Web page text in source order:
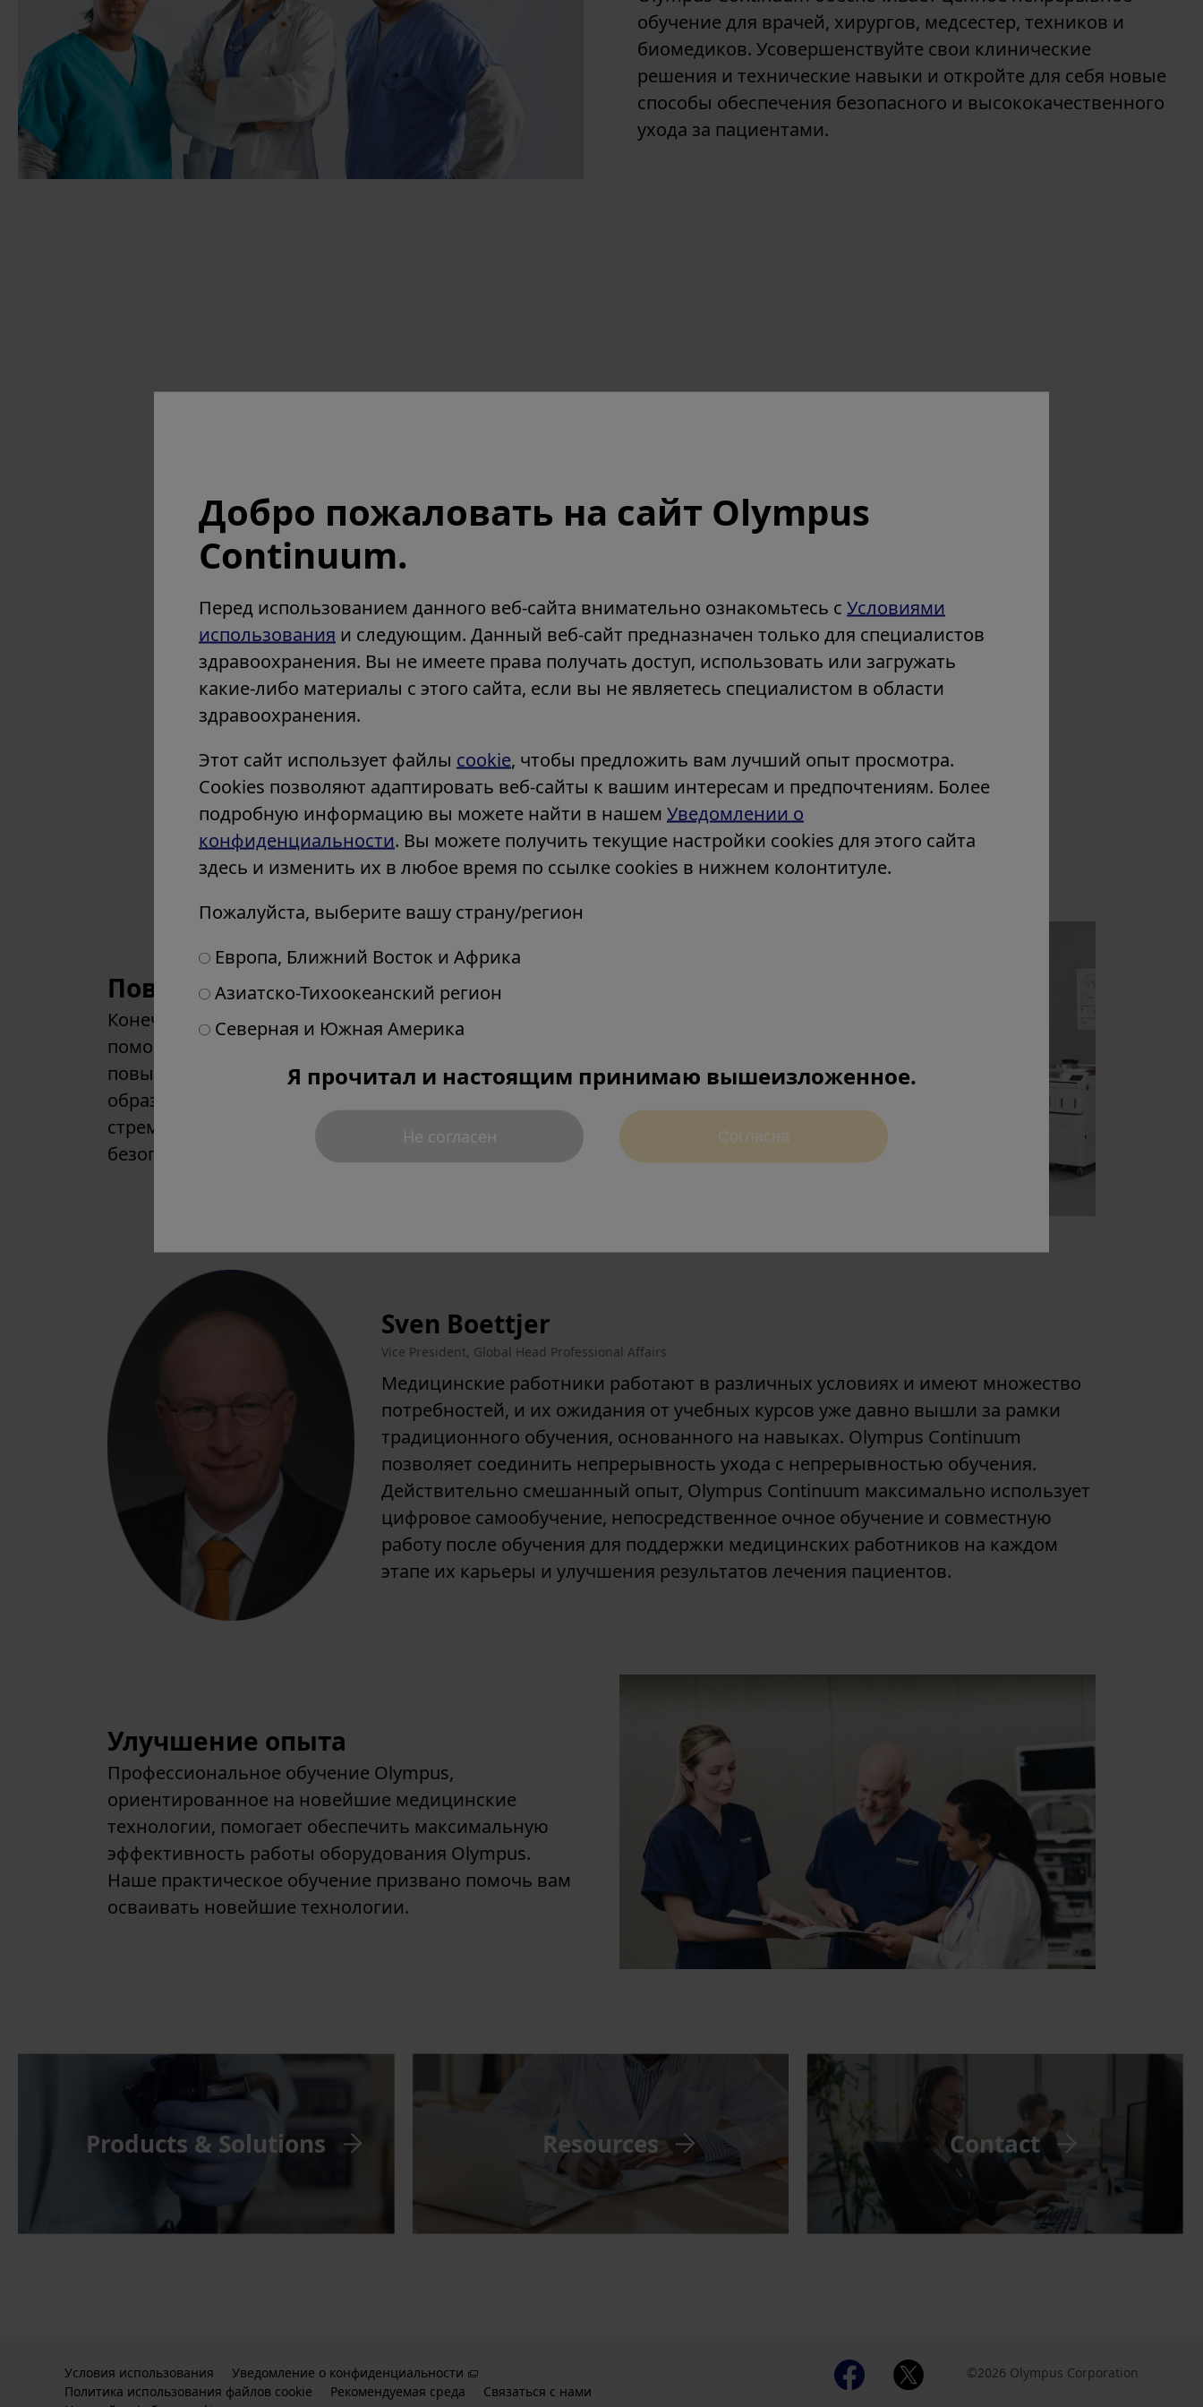
обучение для врачей, хирургов, медсестер, техников и
биомедиков. Усовершенствуйте свои клинические
решения и технические навыки и откройте для себя новые
способы обеспечения безопасного и высококачественного
ухода за пациентами.
Повышение производительности
Конечная цель программы Olympus Continuum -
помочь вам улучшить клинические результаты и
повысить качество жизни. Благодаря глубокому
образованию и обучению мы поддерживаем ваше
стремление помочь людям жить более здоровой,
безопасной и полноценной жизнью.
Sven Boettjer
Vice President, Global Head Professional Affairs
Медицинские работники работают в различных условиях и имеют множество
потребностей, и их ожидания от учебных курсов уже давно вышли за рамки
традиционного обучения, основанного на навыках. Olympus Continuum
позволяет соединить непрерывность ухода с непрерывностью обучения.
Действительно смешанный опыт, Olympus Continuum максимально использует
цифровое самообучение, непосредственное очное обучение и совместную
работу после обучения для поддержки медицинских работников на каждом
этапе их карьеры и улучшения результатов лечения пациентов.
Улучшение опыта
Профессиональное обучение Olympus,
ориентированное на новейшие медицинские
технологии, помогает обеспечить максимальную
эффективность работы оборудования Olympus.
Наше практическое обучение призвано помочь вам
осваивать новейшие технологии.
Products & Solutions Resources Contact
Условия использования Уведомление о конфиденциальности
Политика использования файлов cookie Рекомендуемая среда
Связаться с нами
©2026 Olympus Corporation
Добро пожаловать на сайт Olympus
Continuum.
Перед использованием данного веб-сайта внимательно ознакомьтесь с Условиями
использования и следующим. Данный веб-сайт предназначен только для специалистов
здравоохранения. Вы не имеете права получать доступ, использовать или загружать
какие-либо материалы с этого сайта, если вы не являетесь специалистом в области
здравоохранения.
Этот сайт использует файлы cookie, чтобы предложить вам лучший опыт просмотра.
Cookies позволяют адаптировать веб-сайты к вашим интересам и предпочтениям. Более
подробную информацию вы можете найти в нашем Уведомлении о
конфиденциальности. Вы можете получить текущие настройки cookies для этого сайта
здесь и изменить их в любое время по ссылке cookies в нижнем колонтитуле.
Пожалуйста, выберите вашу страну/регион
Европа, Ближний Восток и Африка
Азиатско-Тихоокеанский регион
Северная и Южная Америка
Я прочитал и настоящим принимаю вышеизложенное.
Не согласен Cогласна